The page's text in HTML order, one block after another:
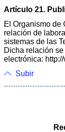
Artículo 21.
El Organismo de
relación de
sistemas de las
Dicha relación
electrónica:
Subir